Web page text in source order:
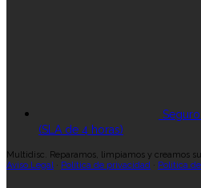
(SLA de 4 horas)
Multidisc. Reparamos, limpiamos y creamos
Aviso Legal· Política de privacidad · Política